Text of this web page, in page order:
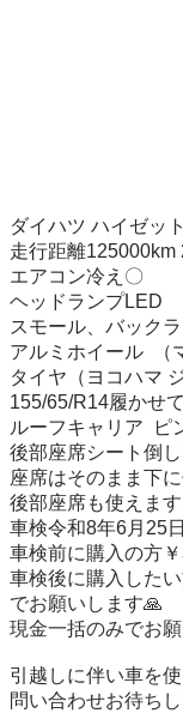
ダイハツ ハイゼッ
走行距離125000km
エアコン冷え〇
ヘッドランプLED
スモール、バック
アルミホイール  （
タイヤ（ヨコハマ
155/65/R14履かせ
ルーフキャリア  ピ
後部座席シート倒
座席はそのまま下
後部座席も使えます
車検令和8年6月25
車検前に購入の方
車検後に購入した
でお願いします🙏
現金一括のみでお
引越しに伴い車を
問い合わせお待ちし